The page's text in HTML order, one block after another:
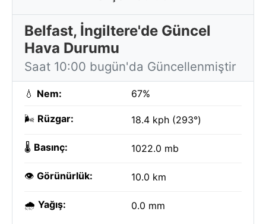
Belfast, İngiltere'de Güncel
Hava Durumu
Saat 10:00 bugün'da Güncellenmiştir
💧 Nem: 67%
🌬️ Rüzgar: 18.4 kph (293°)
🌡️ Basınç: 1022.0 mb
👁️ Görünürlük: 10.0 km
🌧️ Yağış: 0.0 mm